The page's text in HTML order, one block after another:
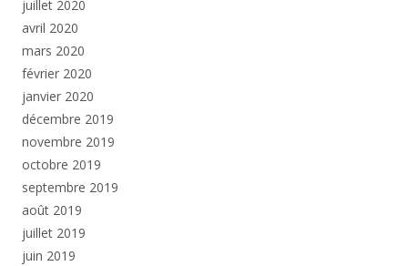
juillet 2020
avril 2020
mars 2020
février 2020
janvier 2020
décembre 2019
novembre 2019
octobre 2019
septembre 2019
août 2019
juillet 2019
juin 2019